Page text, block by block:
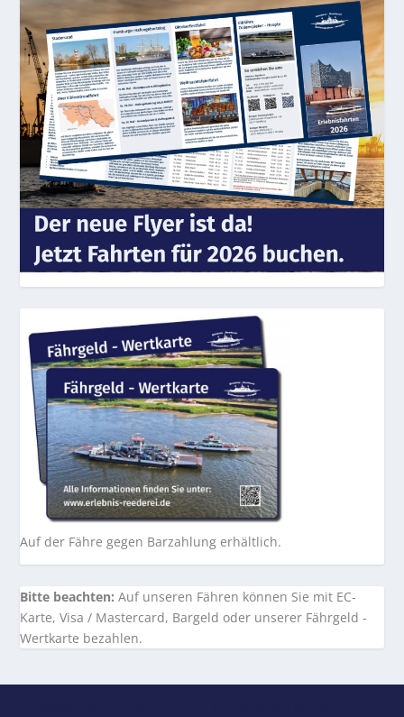
Auf der Fähre gegen Barzahlung erhältlich.
Bitte beachten: Auf unseren Fähren können Sie mit EC-
Karte, Visa / Mastercard, Bargeld oder unserer Fährgeld -
Wertkarte bezahlen.